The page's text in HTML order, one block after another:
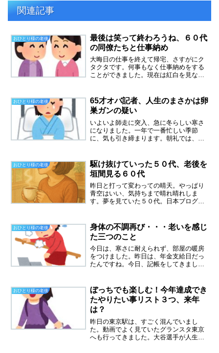
関連記事
おひとり様の老後
最後は笑って終わろうね、６０代
の同僚たちと仕事納め
大晦日の仕事を終えて帰宅、さすがにク
タクタです。何事もなく仕事納めをする
ことができました。現在は紅白を見なが
間も全員出勤。朝から品出しをして、サ
ービスカウンターの仕事、...
おひとり様の老後
65才オバ記者、人生のまさかは卵
巣ガンの疑い
いよいよ師走に突入、急に冬らしい寒さ
になりました。一年で一番忙しい季節
に、気も引き締まります。朝礼では、体
り病気は怖いです。母子家庭時代に高熱
を出した時、ポカリ、熱さま...
おひとり様の老後
駆け抜けていった５０代、老後を
垣間見る６０代
昨日と打って変わっての晴天。やっぱり
青空はいい、気持ちまで晴れ晴れしま
す。夢を見ていた５０代。日本ブログ村
て、夢を語っている方が多いことに気が
付きました。私も５０代の頃...
おひとり様の老後
身体の不調再び・・・老いを感じ
た三つのこと
今日は、寒さに耐えられず、部屋の暖房
をつけました。昨日は、年金支給日だっ
たんですね。今日、記帳をしてきまし
は、忙しかったせいかレジをしていて、
昨年骨折した右腕が痛み始め...
おひとり様の老後
ぼっちでも楽しむ！今年達成でき
たやりたい事リスト３つ、来年
は？
昨日の東京駅は、すごく混んでいまし
た。動画でよく見ていたグランスタ東京
へも行ってきました。大谷選手が人生で